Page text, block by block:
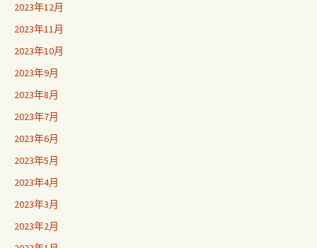
2023年12月
2023年11月
2023年10月
2023年9月
2023年8月
2023年7月
2023年6月
2023年5月
2023年4月
2023年3月
2023年2月